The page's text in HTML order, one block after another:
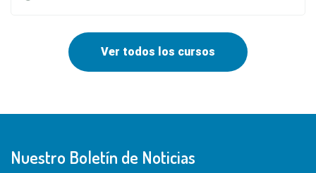
Ver todos los cursos
Nuestro Boletín de Noticias